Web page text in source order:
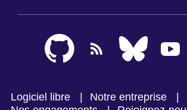
Logiciel libre
Notre entreprise